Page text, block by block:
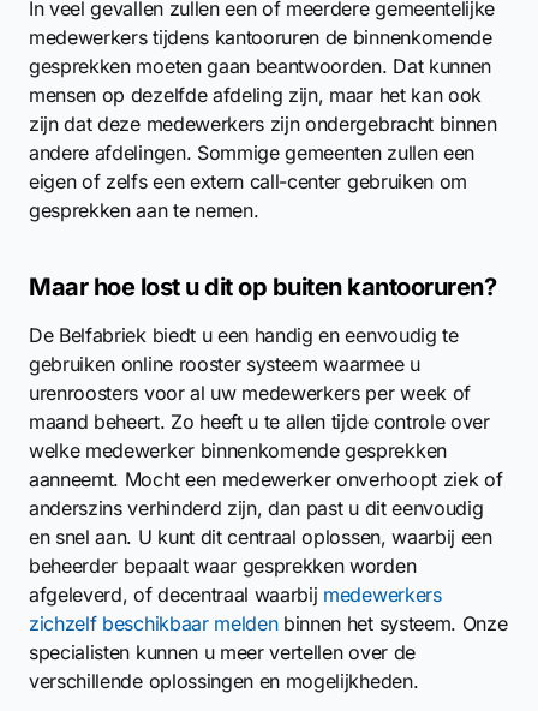
In veel gevallen zullen een of meerdere gemeentelijke
medewerkers tijdens kantooruren de binnenkomende
gesprekken moeten gaan beantwoorden. Dat kunnen
mensen op dezelfde afdeling zijn, maar het kan ook
zijn dat deze medewerkers zijn ondergebracht binnen
andere afdelingen. Sommige gemeenten zullen een
eigen of zelfs een extern call-center gebruiken om
gesprekken aan te nemen.
Maar hoe lost u dit op buiten kantooruren?
De Belfabriek biedt u een handig en eenvoudig te
gebruiken online rooster systeem waarmee u
urenroosters voor al uw medewerkers per week of
maand beheert. Zo heeft u te allen tijde controle over
welke medewerker binnenkomende gesprekken
aanneemt. Mocht een medewerker onverhoopt ziek of
anderszins verhinderd zijn, dan past u dit eenvoudig
en snel aan. U kunt dit centraal oplossen, waarbij een
beheerder bepaalt waar gesprekken worden
afgeleverd, of decentraal waarbij medewerkers
zichzelf beschikbaar meldenbinnen het systeem. Onze
specialisten kunnen u meer vertellen over de
verschillende oplossingen en mogelijkheden.